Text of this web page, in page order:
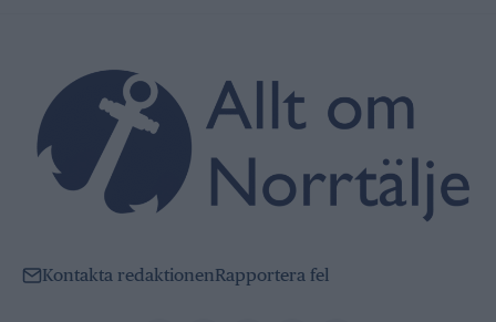
Kontakta redaktionenRapportera fel